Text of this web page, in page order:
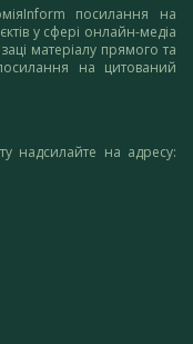
посилання на
у сфері онлайн-медіа
матеріалу прямого та
на цитований
надсилайте на адресу: